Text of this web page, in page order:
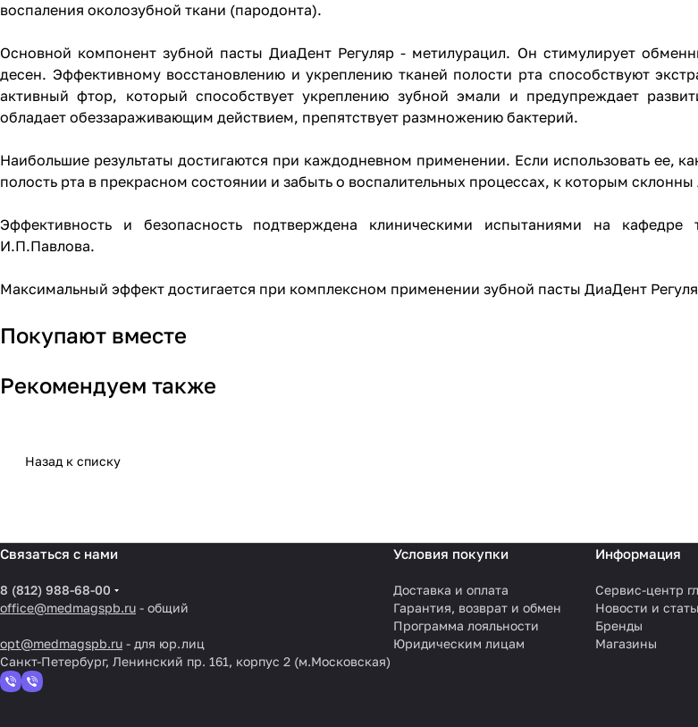
воспаления околозубной ткани (пародонта).
Основной компонент зубной пасты ДиаДент Регуляр - метилурацил. Он стимулирует
десен. Эффективному восстановлению и укреплению тканей полости рта способствуют
активный фтор, который способствует укреплению зубной эмали и предупреждает
обладает обеззараживающим действием, препятствует размножению бактерий.
Наибольшие результаты достигаются при каждодневном применении. Если использовать ее,
полость рта в прекрасном состоянии и забыть о воспалительных процессах, к которым
Эффективность и безопасность подтверждена клиническими испытаниями на кафедре
И.П.Павлова.
Максимальный эффект достигается при комплексном применении зубной пасты ДиаДент
Покупают вместе
Рекомендуем также
Назад к списку
Связаться с нами
8 (812) 988-68-00
office@medmagspb.ru - общий
opt@medmagspb.ru - для юр.лиц
Санкт-Петербург, Ленинский пр. 161, корпус 2 (м.Московская)
Условия покупки
Доставка и оплата
Гарантия, возврат и обмен
Программа лояльности
Юридическим лицам
Информация
Сервис-центр
Новости и
Бренды
Магазины